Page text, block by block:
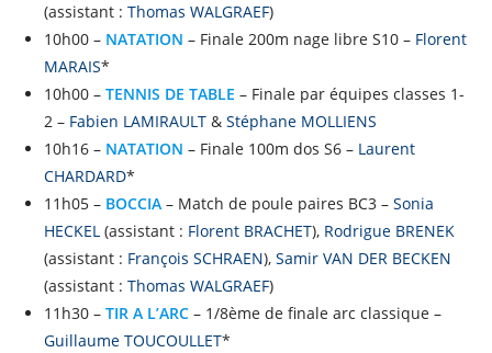
(assistant : Thomas WALGRAEF)
10h00 – NATATION – Finale 200m nage libre S10 – Florent
MARAIS*
10h00 – TENNIS DE TABLE – Finale par équipes classes 1-
2 – Fabien LAMIRAULT & Stéphane MOLLIENS
10h16 – NATATION – Finale 100m dos S6 – Laurent
CHARDARD*
11h05 – BOCCIA – Match de poule paires BC3 – Sonia
HECKEL (assistant : Florent BRACHET), Rodrigue BRENEK
(assistant : François SCHRAEN), Samir VAN DER BECKEN
(assistant : Thomas WALGRAEF)
11h30 – TIR A L’ARC – 1/8ème de finale arc classique –
Guillaume TOUCOULLET*